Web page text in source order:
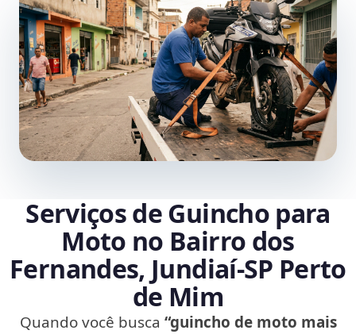
Serviços de Guincho para
Moto no Bairro dos
Fernandes, Jundiaí‑SP Perto
de Mim
Quando você busca “guincho de moto mais